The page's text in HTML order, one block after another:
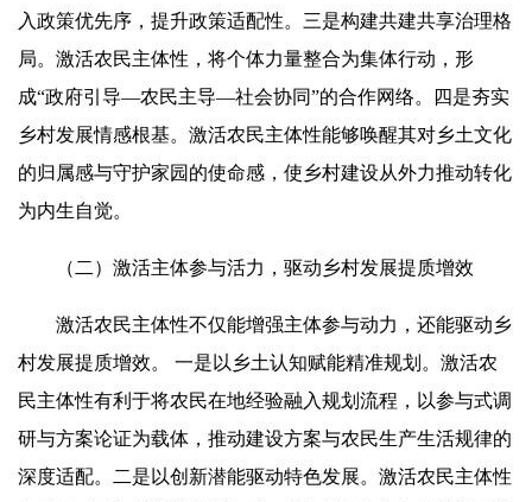
入政策优先序，提升政策适配性。三是构建共建共享治理格
局。激活农民主体性，将个体力量整合为集体行动，形
成“政府引导—农民主导—社会协同”的合作网络。四是夯实
乡村发展情感根基。激活农民主体性能够唤醒其对乡土文化
的归属感与守护家园的使命感，使乡村建设从外力推动转化
为内生自觉。
（二）激活主体参与活力，驱动乡村发展提质增效
激活农民主体性不仅能增强主体参与动力，还能驱动乡
村发展提质增效。 一是以乡土认知赋能精准规划。激活农
民主体性有利于将农民在地经验融入规划流程，以参与式调
研与方案论证为载体，推动建设方案与农民生产生活规律的
深度适配。二是以创新潜能驱动特色发展。激活农民主体性